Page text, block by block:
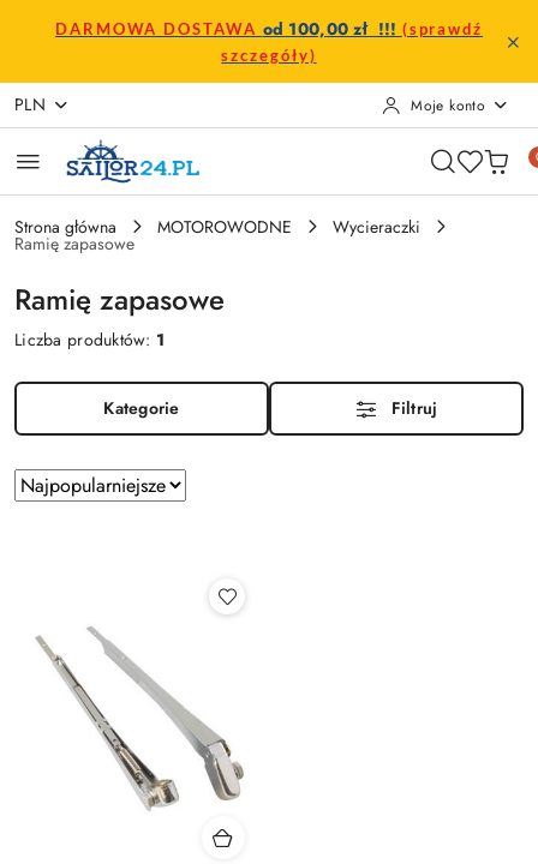
Przejdź do treści głównej
Przejdź do wyszukiwarki
Przejdź do moje konto
Przejdź do menu głównego
Przejdź do stopki
DARMOWA DOSTAWA od 100,00 zł !!! (sprawdź
szczegóły)
PLN Moje konto
Strona główna MOTOROWODNE Wycieraczki
Ramię zapasowe
Ramię zapasowe
Liczba produktów: 1
Kategorie Filtruj
Zastosowano
sortowanie:
Sortuj
według